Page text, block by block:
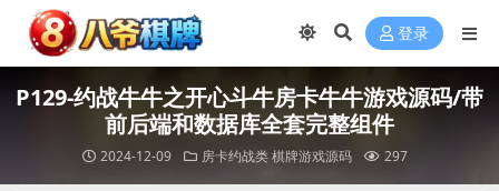
登录
P129-约战牛牛之开心斗牛房卡牛牛游戏源码/带
前后端和数据库全套完整组件
2024-12-09 房卡约战类棋牌游戏源码 297